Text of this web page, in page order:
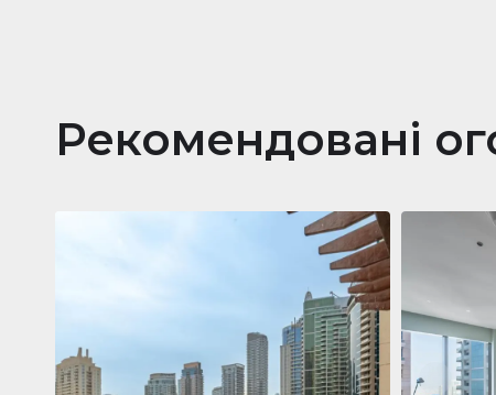
Рекомендовані